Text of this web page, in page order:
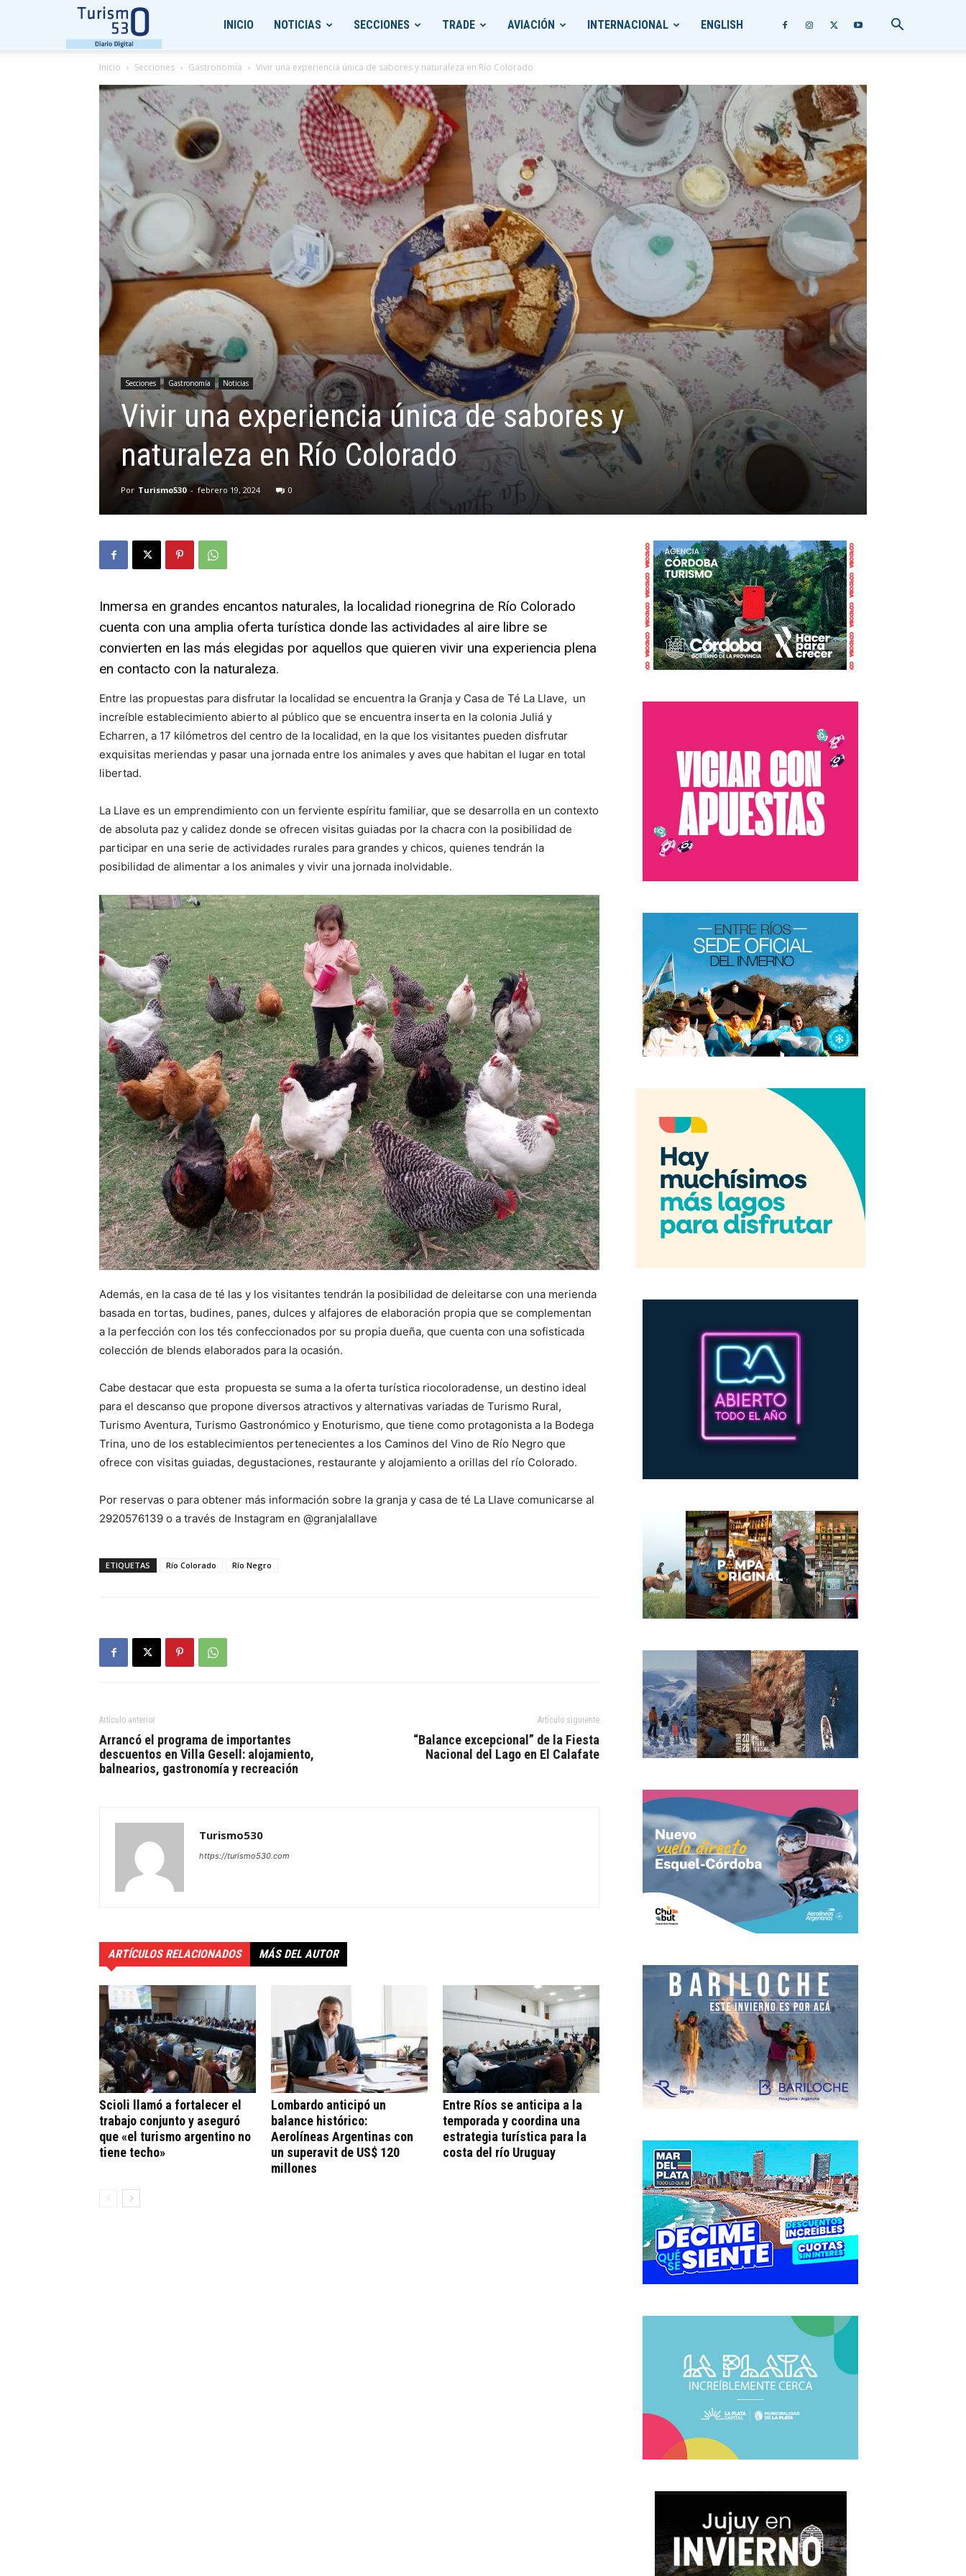
INICIO NOTICIAS SECCIONES TRADE AVIACIÓN INTERNACIONAL ENGLISH
Inicio Secciones Gastronomía Vivir una experiencia única de sabores y naturaleza en Río Colorado
Secciones Gastronomía Noticias
Vivir una experiencia única de sabores y
naturaleza en Río Colorado
Por Turismo530 - febrero 19, 2024 0
Inmersa en grandes encantos naturales, la localidad rionegrina de Río Colorado
cuenta con una amplia oferta turística donde las actividades al aire libre se
convierten en las más elegidas por aquellos que quieren vivir una experiencia plena
en contacto con la naturaleza.
Entre las propuestas para disfrutar la localidad se encuentra la Granja y Casa de Té La Llave, un
increíble establecimiento abierto al público que se encuentra inserta en la colonia Juliá y
Echarren, a 17 kilómetros del centro de la localidad, en la que los visitantes pueden disfrutar
exquisitas meriendas y pasar una jornada entre los animales y aves que habitan el lugar en total
libertad.
La Llave es un emprendimiento con un ferviente espíritu familiar, que se desarrolla en un contexto
de absoluta paz y calidez donde se ofrecen visitas guiadas por la chacra con la posibilidad de
participar en una serie de actividades rurales para grandes y chicos, quienes tendrán la
posibilidad de alimentar a los animales y vivir una jornada inolvidable.
Además, en la casa de té las y los visitantes tendrán la posibilidad de deleitarse con una merienda
basada en tortas, budines, panes, dulces y alfajores de elaboración propia que se complementan
a la perfección con los tés confeccionados por su propia dueña, que cuenta con una sofisticada
colección de blends elaborados para la ocasión.
Cabe destacar que esta propuesta se suma a la oferta turística riocoloradense, un destino ideal
para el descanso que propone diversos atractivos y alternativas variadas de Turismo Rural,
Turismo Aventura, Turismo Gastronómico y Enoturismo, que tiene como protagonista a la Bodega
Trina, uno de los establecimientos pertenecientes a los Caminos del Vino de Río Negro que
ofrece con visitas guiadas, degustaciones, restaurante y alojamiento a orillas del río Colorado.
Por reservas o para obtener más información sobre la granja y casa de té La Llave comunicarse al
2920576139 o a través de Instagram en @granjalallave
ETIQUETAS Río Colorado Río Negro
Artículo anterior
Arrancó el programa de importantes
descuentos en Villa Gesell: alojamiento,
balnearios, gastronomía y recreación
Artículo siguiente
“Balance excepcional” de la Fiesta
Nacional del Lago en El Calafate
Turismo530
https://turismo530.com
ARTÍCULOS RELACIONADOS MÁS DEL AUTOR
Scioli llamó a fortalecer el
trabajo conjunto y aseguró
que «el turismo argentino no
tiene techo»
Lombardo anticipó un
balance histórico:
Aerolíneas Argentinas con
un superavit de US$ 120
millones
Entre Ríos se anticipa a la
temporada y coordina una
estrategia turística para la
costa del río Uruguay